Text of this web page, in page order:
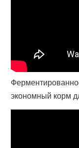
экономный корм